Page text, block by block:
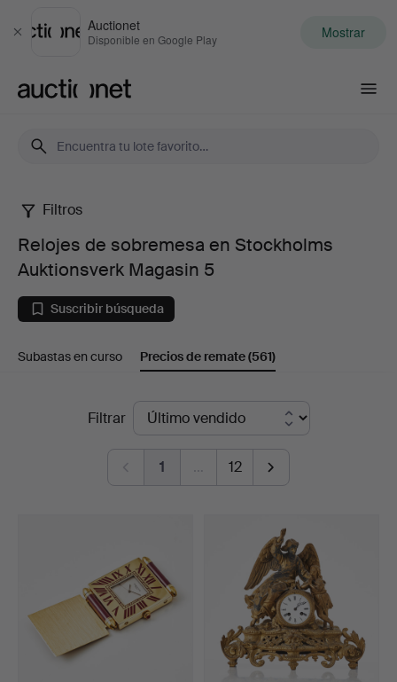
Cerrar
Auctionet
Disponible en Google Play Mostrar
Relojes
de
sobremesa
en
Auktionsverk
Magasin
Filtros
Relojes de sobremesa en Stockholms
Auktionsverk Magasin 5
Suscribir búsqueda
Subastas en curso Precios de remate(561)
Filtrar
1 … 12